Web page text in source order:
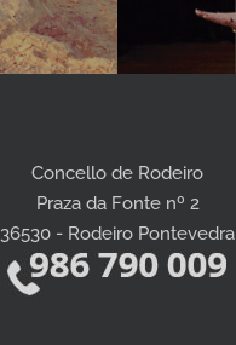
Concello de Rodeiro
Praza da Fonte nº 2
36530 - Rodeiro Pontevedra